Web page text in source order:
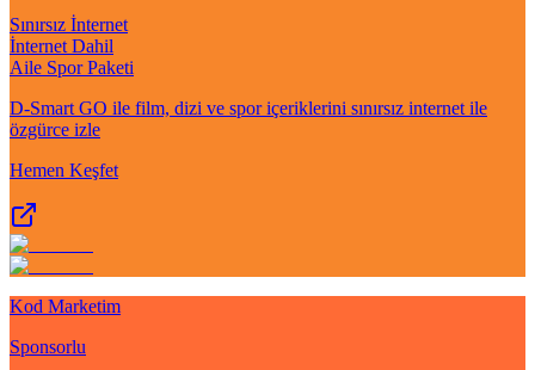
Sınırsız İnternet
İnternet Dahil
Aile Spor Paketi
D-Smart GO ile film, dizi ve spor içeriklerini sınırsız internet ile
özgürce izle
Hemen Keşfet
Kod Marketim
Sponsorlu